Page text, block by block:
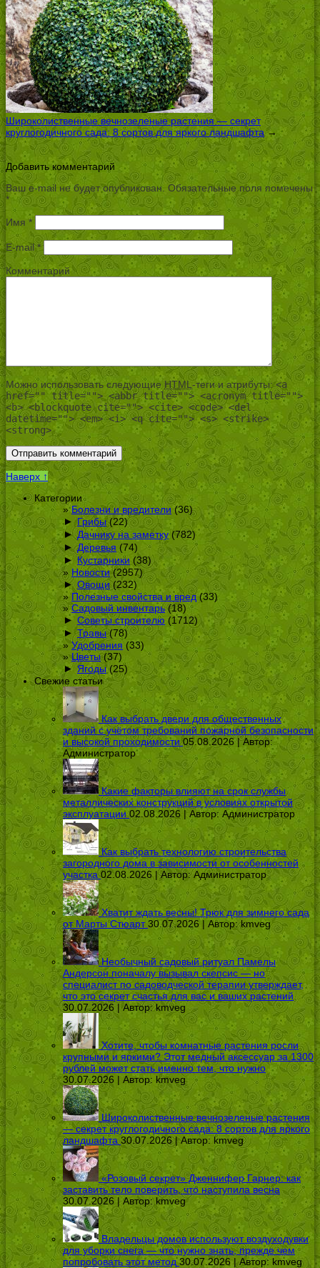
Широколиственные вечнозеленые растения — секрет
круглогодичного сада: 8 сортов для яркого ландшафта→
Добавить комментарий
Ваш e-mail не будет опубликован. Обязательные поля помечены
*
Имя*
E-mail*
Комментарий
Можно использовать следующие HTML -теги и атрибуты:<a
href="" title=""> <abbr title=""> <acronym title="">
<b> <blockquote cite=""> <cite> <code> <del
datetime=""> <em> <i> <q cite=""> <s> <strike>
<strong>
Наверх ↑
Категории
Болезни и вредители (36)
► Грибы(22)
► Дачнику на заметку(782)
► Деревья (74)
► Кустарники (38)
Новости(2957)
► Овощи(232)
Полезные свойства и вред(33)
Садовый инвентарь(18)
► Советы строителю (1712)
► Травы(78)
Удобрения (33)
Цветы(37)
► Ягоды(25)
Свежие статьи
Как выбрать двери для общественных
зданий с учётом требований пожарной безопасности
и высокой проходимости 05.08.2026 | Автор:
Администратор
Какие факторы влияют на срок службы
металлических конструкций в условиях открытой
эксплуатации 02.08.2026 | Автор: Администратор
Как выбрать технологию строительства
загородного дома в зависимости от особенностей
участка 02.08.2026 | Автор:Администратор
Хватит ждать весны! Трюк для зимнего сада
от Марты Стюарт 30.07.2026 | Автор:kmveg
Необычный садовый ритуал Памелы
Андерсон поначалу вызывал скепсис — но
специалист по садоводческой терапии утверждает,
что это секрет счастья для вас и ваших растений
30.07.2026 | Автор:kmveg
Хотите, чтобы комнатные растения росли
крупными и яркими? Этот медный аксессуар за 1300
рублей может стать именно тем, что нужно
30.07.2026 | Автор: kmveg
Широколиственные вечнозеленые растения
— секрет круглогодичного сада: 8 сортов для яркого
ландшафта 30.07.2026 | Автор: kmveg
«Розовый секрет» Дженнифер Гарнер: как
заставить тело поверить, что наступила весна
30.07.2026 | Автор:kmveg
Владельцы домов используют воздуходувки
для уборки снега — что нужно знать, прежде чем
попробовать этот метод 30.07.2026 | Автор: kmveg